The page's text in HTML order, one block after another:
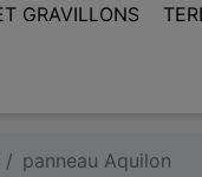
GRAVILLONS
panneau Aquilon